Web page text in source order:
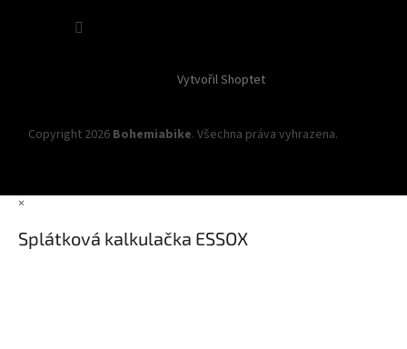
Vytvořil Shoptet
Copyright 2026 Bohemiabike. Všechna práva vyhrazena.
×
Splátková kalkulačka ESSOX